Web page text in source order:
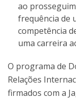
ao
frequência de
competência
uma carreira
O programa de
Relações
firmados com a